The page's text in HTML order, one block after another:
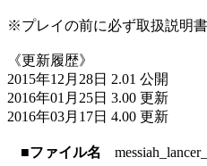
※プレイの前に必ず取扱説明
《更新履歴》
2015年12月28日 2.01 公開
2016年01月25日 3.00 更新
2016年03月17日 4.00 更新
■ファイル名